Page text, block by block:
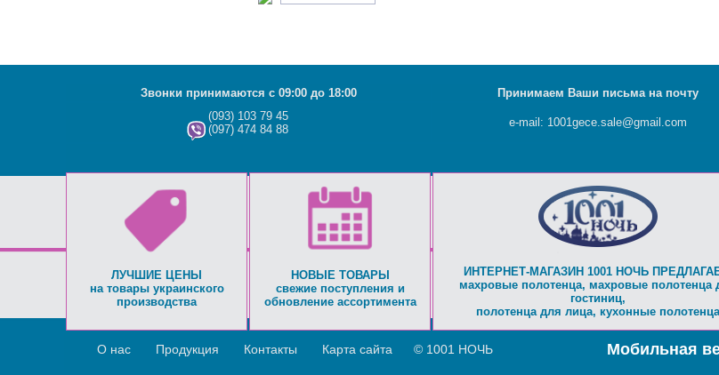
Мобильная
О нас Продукция Контакты Карта сайта © 1001 НОЧЬ
Звонки принимаются с 09:00 до 18:00 Принимаем Ваши письма на почту
(093) 103 79 45
(097) 474 84 88
e-mail: 1001gece.sale@gmail.com
ЛУЧШИЕ ЦЕНЫ
на товары украинского
производства
НОВЫЕ ТОВАРЫ
свежие поступления и
обновление ассортимента
ИНТЕРНЕТ-МАГАЗИН 1001 НОЧЬ
махровые полотенца, махровые полотенца
гостиниц,
полотенца для лица, кухонные полотенца